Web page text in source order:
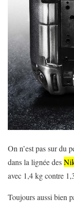
On n’est pas sur du
dans la lignée des
avec 1,4 kg contre
Toujours aussi bien